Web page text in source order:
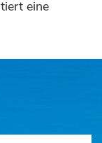
eine